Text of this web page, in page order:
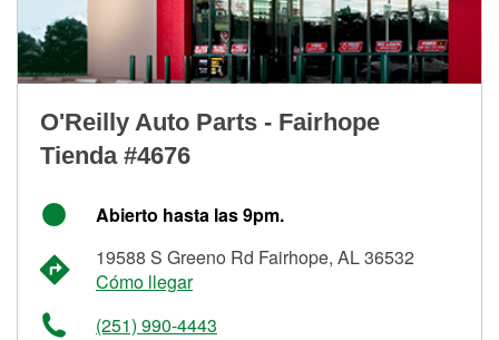
O'Reilly Auto Parts - Fairhope
Tienda #4676
Abierto hasta las 9pm.
19588 S Greeno Rd Fairhope, AL 36532
Cómo llegar
(251) 990-4443